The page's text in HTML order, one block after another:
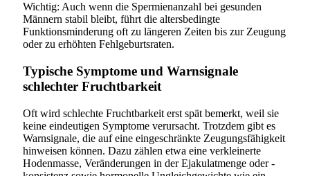
Wichtig: Auch wenn die Spermienanzahl bei gesunden
Männern stabil bleibt, führt die altersbedingte
Funktionsminderung oft zu längeren Zeiten bis zur Zeugung
oder zu erhöhten Fehlgeburtsraten.
Typische Symptome und Warnsignale
schlechter Fruchtbarkeit
Oft wird schlechte Fruchtbarkeit erst spät bemerkt, weil sie
keine eindeutigen Symptome verursacht. Trotzdem gibt es
Warnsignale, die auf eine eingeschränkte Zeugungsfähigkeit
hinweisen können. Dazu zählen etwa eine verkleinerte
Hodenmasse, Veränderungen in der Ejakulatmenge oder -